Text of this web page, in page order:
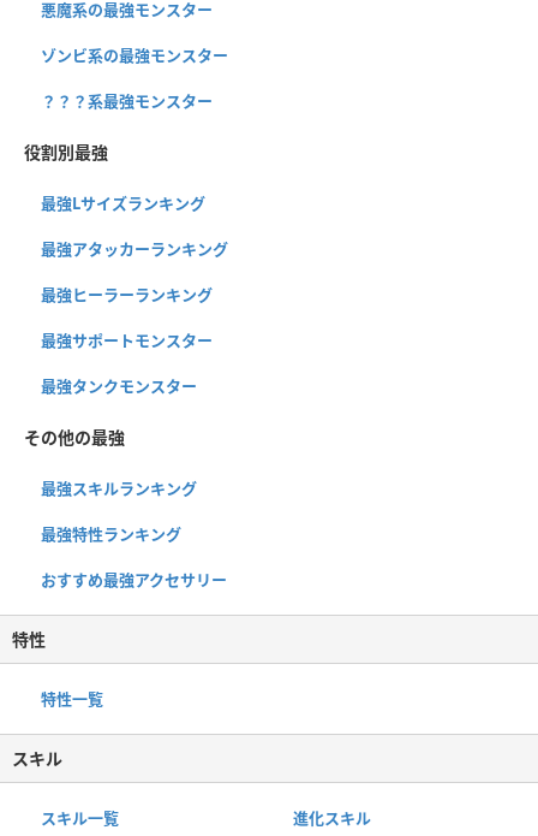
悪魔系の最強モンスター
ゾンビ系の最強モンスター
？？？系最強モンスター
役割別最強
最強Lサイズランキング
最強アタッカーランキング
最強ヒーラーランキング
最強サポートモンスター
最強タンクモンスター
その他の最強
最強スキルランキング
最強特性ランキング
おすすめ最強アクセサリー
特性
特性一覧
スキル
スキル一覧 進化スキル